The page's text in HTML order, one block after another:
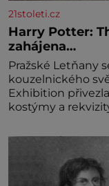
21stoleti.cz
Harry Potter:
zahájena…
Pražské Letňany
kouzelnického
Exhibition
kostýmy a